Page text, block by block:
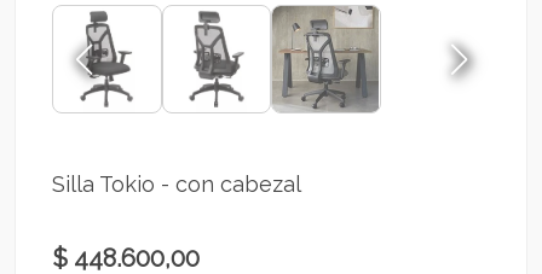
Silla Tokio - con cabezal
$ 448.600,00